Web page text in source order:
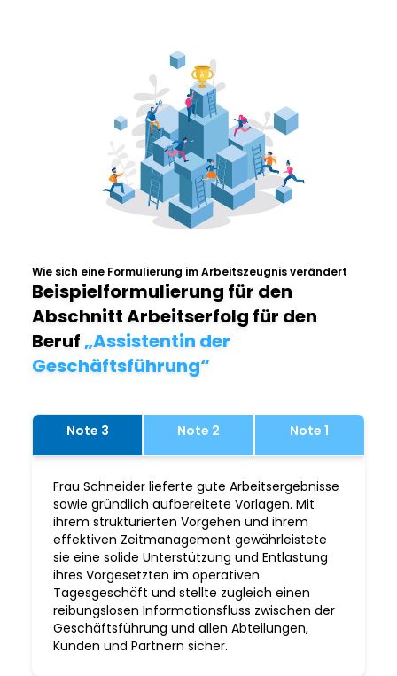
Wie sich eine Formulierung im Arbeitszeugnis verändert
Beispielformulierung für den
Abschnitt Arbeitserfolg für den
Beruf„Assistentin der
Geschäftsführung“
Note 3 Note 2 Note 1
Frau Schneider lieferte gute Arbeitsergebnisse
sowie gründlich aufbereitete Vorlagen. Mit
ihrem strukturierten Vorgehen und ihrem
effektiven Zeitmanagement gewährleistete
sie eine solide Unterstützung und Entlastung
ihres Vorgesetzten im operativen
Tagesgeschäft und stellte zugleich einen
reibungslosen Informationsfluss zwischen der
Geschäftsführung und allen Abteilungen,
Kunden und Partnern sicher.